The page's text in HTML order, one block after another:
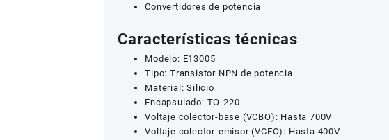
Convertidores de potencia
Características técnicas
Modelo: E13005
Tipo: Transistor NPN de potencia
Material: Silicio
Encapsulado: TO-220
Voltaje colector-base (VCBO): Hasta 700V
Voltaje colector-emisor (VCEO): Hasta 400V